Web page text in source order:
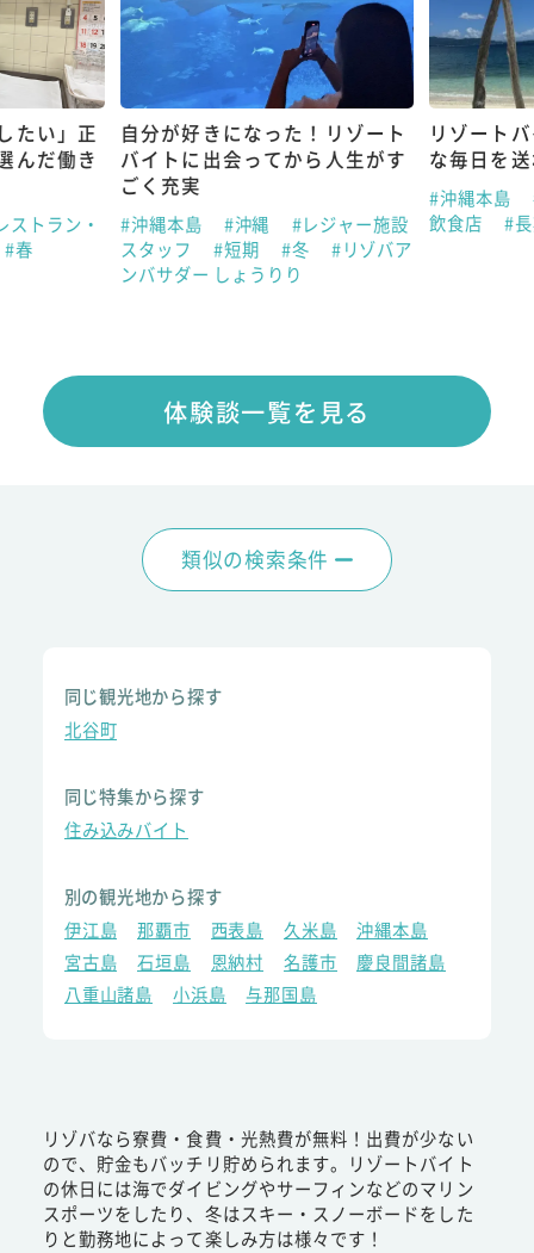
たい」正
んだ働き
ストラン・
#春
自分が好きになった！リゾート
バイトに出会ってから人生がす
ごく充実
#沖縄本島 #沖縄
#レジャー施設
スタッフ
#短期 #冬
#リゾバア
ンバサダー しょうりり
リゾート
な毎日を
#沖縄本島
飲食店
#
体験談一覧を見る
類似の検索条件
同じ観光地から探す
北谷町
同じ特集から探す
住み込みバイト
別の観光地から探す
伊江島
那覇市 西表島 久米島
沖縄本島
宮古島
石垣島 恩納村 名護市
慶良間諸島
八重山諸島
小浜島 与那国島
リゾバなら寮費・食費・光熱費が無料！出費が少ない
ので、貯金もバッチリ貯められます。リゾートバイト
の休日には海でダイビングやサーフィンなどのマリン
スポーツをしたり、冬はスキー・スノーボードをした
りと勤務地によって楽しみ方は様々です！